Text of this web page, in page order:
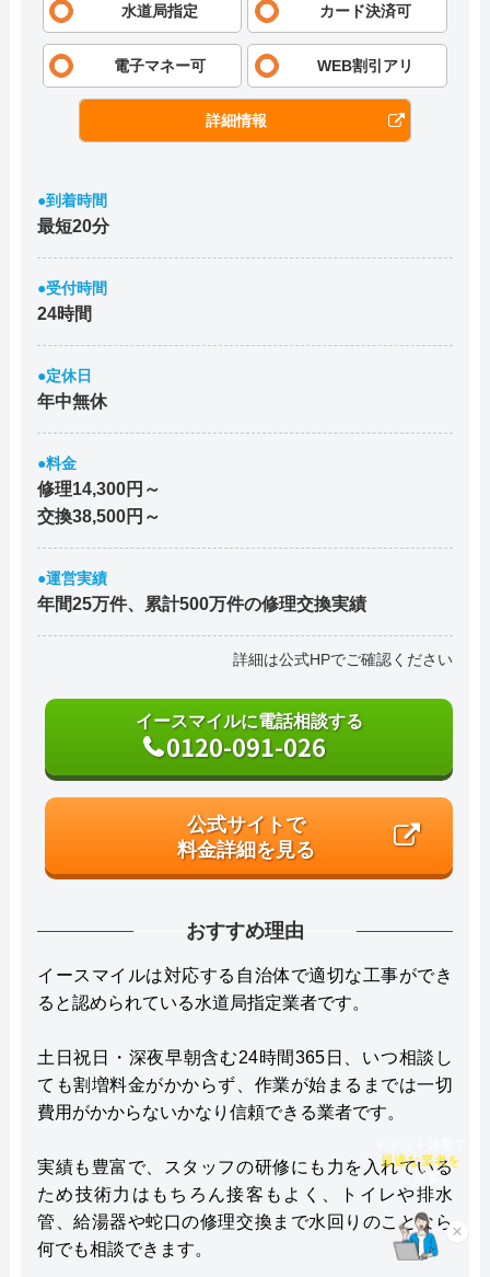
水道局指定 カード決済可
電子マネー可 WEB割引アリ
詳細情報
●到着時間
最短20分
●受付時間
24時間
●定休日
年中無休
●料金
修理14,300円～
交換38,500円～
●運営実績
年間25万件、累計500万件の修理交換実績
詳細は公式HPでご確認ください
イースマイルに電話相談する
0120-091-026
公式サイトで
料金詳細を見る
おすすめ理由
イースマイルは対応する自治体で適切な工事ができ
ると認められている水道局指定業者です。
土日祝日・深夜早朝含む24時間365日、いつ相談し
ても割増料金がかからず、作業が始まるまでは一切
費用がかからないかなり信頼できる業者です。
実績も豊富で、スタッフの研修にも力を入れている
ため技術力はもちろん接客もよく、トイレや排水
管、給湯器や蛇口の修理交換まで水回りのことなら
何でも相談できます。
×
チャット診断で
最適な業者を
ご提案